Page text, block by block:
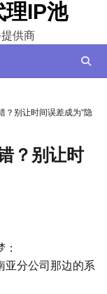
理IP池
供商
？别让时间误差成为“隐
？别让时
亚分公司那边的系